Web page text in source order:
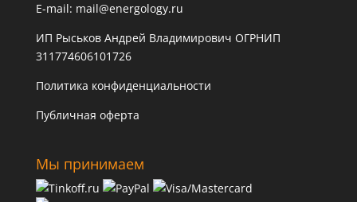
E-mail: mail@energology.ru
ИП Рыськов Андрей Владимирович ОГРНИП
311774606101726
Политика конфиденциальности
Публичная оферта
Мы принимаем